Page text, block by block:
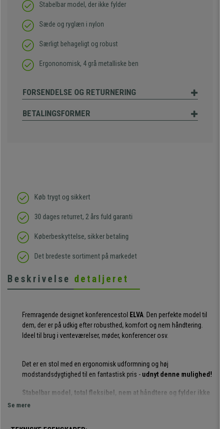
Stabelbar model, der ikke fylder
Sæde og ryglæn i nylon
Særligt behageligt og robust
Ergononomisk, 4 grå metalliske ben
FORSENDELSE OG RETURNERING
BETALINGSFORMER
Køb trygt og sikkert
30 dages returret, 2 års fuld garanti
Køberbeskyttelse, sikker betaling
Det bredeste sortiment på markedet
Beskrivelse detaljeret
Fremragende designet konferencestol ELVA . Den perfekte model til
dem, der er på udkig efter robusthed, komfort og nem håndtering.
Ideel til brug i venteværelser, møder, konferencer osv.
Det er en stol med en ergonomisk udformning og høj
modstandsdygtighed til en fantastisk pris - udnyt denne mulighed!
Stabelbar model, total fleksibel, nem at håndtere og fylder ikke
noget. LEVERES SAMLET
Se mere